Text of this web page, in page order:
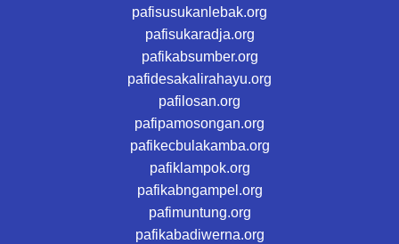
pafisusukanlebak.org
pafisukaradja.org
pafikabsumber.org
pafidesakalirahayu.org
pafilosan.org
pafipamosongan.org
pafikecbulakamba.org
pafiklampok.org
pafikabngampel.org
pafimuntung.org
pafikabadiwerna.org